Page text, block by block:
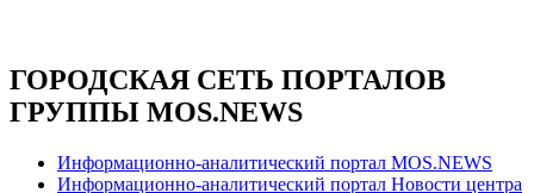
ГОРОДСКАЯ СЕТЬ ПОРТАЛОВ
ГРУППЫ MOS.NEWS
Информационно-аналитический портал MOS.NEWS
Информационно-аналитический портал Новости центра